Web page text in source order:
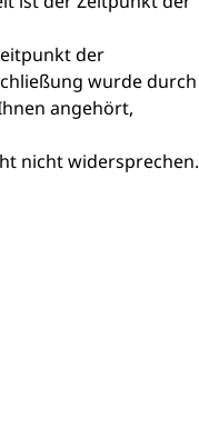
der
wurde durch
angehört,
nicht widersprechen.